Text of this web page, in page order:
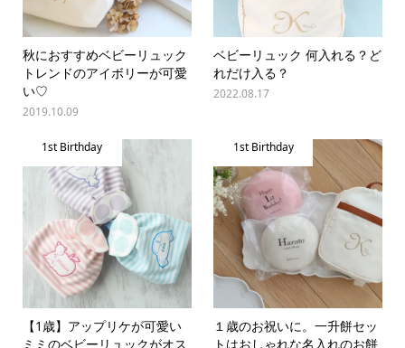
秋におすすめベビーリュック
トレンドのアイボリーが可愛
い♡
2019.10.09
ベビーリュック 何入れる？ど
れだけ入る？
2022.08.17
1st Birthday
【1歳】アップリケが可愛い
ミミのベビーリュックがオス
1st Birthday
１歳のお祝いに。一升餅セッ
トはおしゃれな名入れのお餅